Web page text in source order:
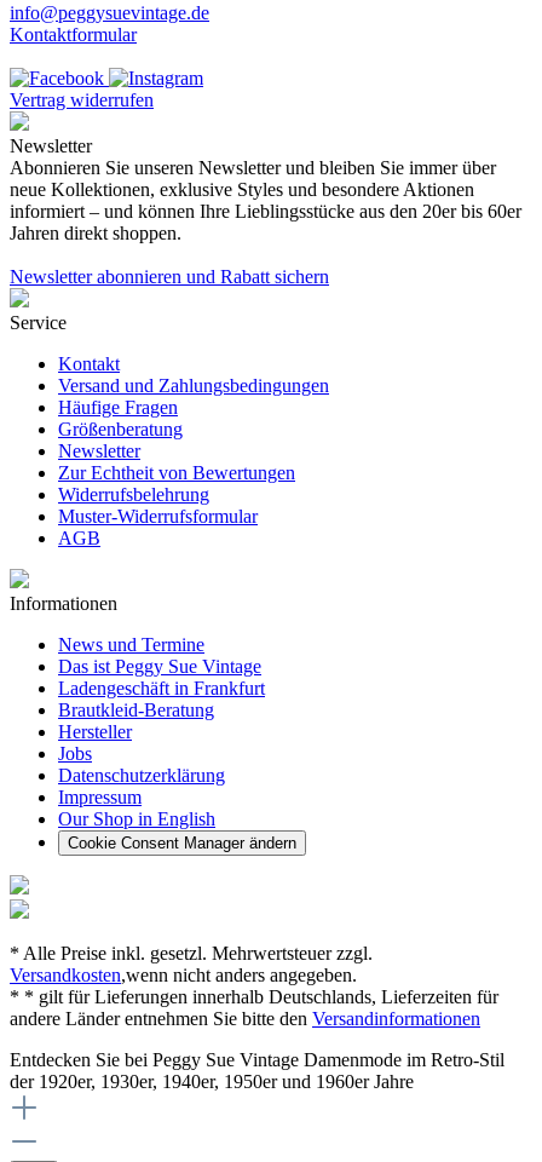
info@peggysuevintage.de
Kontaktformular
Vertrag widerrufen
Newsletter
Abonnieren Sie unseren Newsletter und bleiben Sie immer über
neue Kollektionen, exklusive Styles und besondere Aktionen
informiert – und können Ihre Lieblingsstücke aus den 20er bis 60er
Jahren direkt shoppen.
Newsletter abonnieren und Rabatt sichern
Service
Kontakt
Versand und Zahlungsbedingungen
Häufige Fragen
Größenberatung
Newsletter
Zur Echtheit von Bewertungen
Widerrufsbelehrung
Muster-Widerrufsformular
AGB
Informationen
News und Termine
Das ist Peggy Sue Vintage
Ladengeschäft in Frankfurt
Brautkleid-Beratung
Hersteller
Jobs
Datenschutzerklärung
Impressum
Our Shop in English
Cookie Consent Manager ändern
* Alle Preise inkl. gesetzl. Mehrwertsteuer zzgl.
Versandkosten,wenn nicht anders angegeben.
* * gilt für Lieferungen innerhalb Deutschlands, Lieferzeiten für
andere Länder entnehmen Sie bitte den Versandinformationen
Entdecken Sie bei Peggy Sue Vintage Damenmode im Retro-Stil
der 1920er, 1930er, 1940er, 1950er und 1960er Jahre